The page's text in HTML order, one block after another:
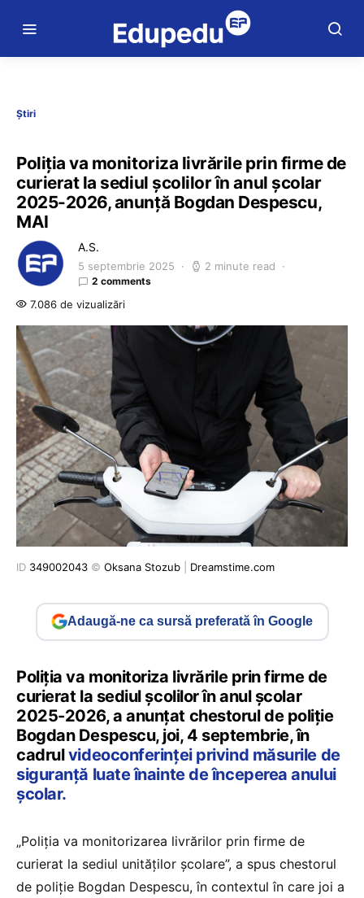
Știri
Poliția va monitoriza livrările prin firme de
curierat la sediul școlilor în anul școlar
2025-2026, anunță Bogdan Despescu,
MAI
A.S.
5 septembrie 2025 2 minute read
2 comments
7.086 de vizualizări
ID 349002043 © Oksana Stozub Dreamstime.com
Adaugă-ne ca sursă preferată în Google
Poliția va monitoriza livrările prin firme de
curierat la sediul școlilor în anul școlar
2025-2026, a anunțat chestorul de poliție
Bogdan Despescu, joi, 4 septembrie, în
cadrulvideoconferinței privind măsurile de
siguranță luate înainte de începerea anului
școlar.
„Poliția va monitorizarea livrărilor prin firme de
curierat la sediul unităților școlare”, a spus chestorul
de poliție Bogdan Despescu, în contextul în care joi a